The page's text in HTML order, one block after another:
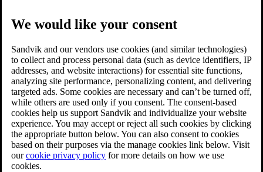
We would like your consent
Sandvik and our vendors use cookies (and similar technologies)
to collect and process personal data (such as device identifiers, IP
addresses, and website interactions) for essential site functions,
analyzing site performance, personalizing content, and delivering
targeted ads. Some cookies are necessary and can’t be turned off,
while others are used only if you consent. The consent-based
cookies help us support Sandvik and individualize your website
experience. You may accept or reject all such cookies by clicking
the appropriate button below. You can also consent to cookies
based on their purposes via the manage cookies link below. Visit
ourcookie privacy policy for more details on how we use
cookies.